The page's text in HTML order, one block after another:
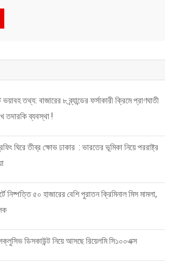
তথ্য: বাজারের ৮ ব্র্যান্ডের ফর্সাকারী ক্রিমে প্রাণঘাতী
তদারকি ব্যবস্থা !
ঘিরে তীব্র ক্ষোভ ঢাকার : ভারতের ভূমিকা নিয়ে পররাষ্ট্র
নিষ্পত্তি ৫০ হাজারের বেশি পুরাতন ক্রিমিনাল মিস মামলা,
ডিসকাউন্ট নিয়ে আসছে রিয়েলমি সি১০০এক্স